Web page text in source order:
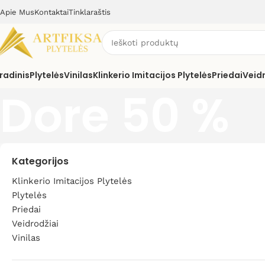
Apie MusKontaktaiTinklaraštis
PlytelėsVinilasKlinkerio Imitacijos PlytelėsPriedai
Kategorijos
Klinkerio Imitacijos Plytelės
Plytelės
Priedai
Veidrodžiai
Vinilas